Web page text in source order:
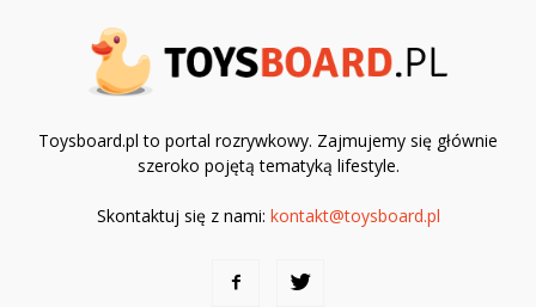
Toysboard.pl to portal rozrywkowy. Zajmujemy się głównie
szeroko pojętą tematyką lifestyle.
Skontaktuj się z nami: kontakt@toysboard.pl